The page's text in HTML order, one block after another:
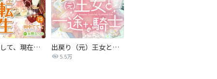
転生しまして、現在は侍女でございます。 出戻り（元）王女と一途な騎士【単話売】
5.5万